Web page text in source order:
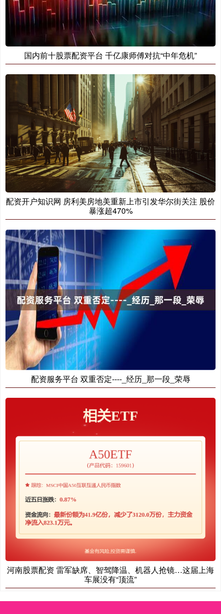
国内前十股票配资平台 千亿康师傅对抗“中年危机”
配资开户知识网 房利美房地美重新上市引发华尔街关注 股价
暴涨超470%
配资服务平台 双重否定----_经历_那一段_荣辱
河南股票配资 雷军缺席、智驾降温、机器人抢镜…这届上海
车展没有“顶流”